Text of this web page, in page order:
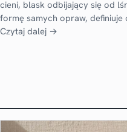
cieni, blask odbijający się od
formę samych opraw,
Czytaj dalej →